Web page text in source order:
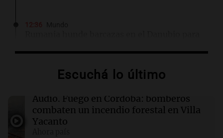
nuclear
Clima en Salta: cómo seguirá el tiempo este
jueves 6 de agosto
Escuchá lo último
Audio. Fuego en Córdoba: bomberos
combaten un incendio forestal en Villa
Yacanto